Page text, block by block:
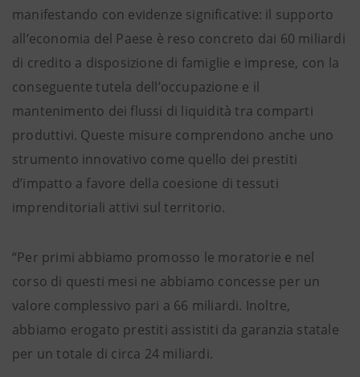
manifestando con evidenze significative: il supporto
all’economia del Paese è reso concreto dai 60 miliardi
di credito a disposizione di famiglie e imprese, con la
conseguente tutela dell’occupazione e il
mantenimento dei flussi di liquidità tra comparti
produttivi. Queste misure comprendono anche uno
strumento innovativo come quello dei prestiti
d’impatto a favore della coesione di tessuti
imprenditoriali attivi sul territorio.
“Per primi abbiamo promosso le moratorie e nel
corso di questi mesi ne abbiamo concesse per un
valore complessivo pari a 66 miliardi. Inoltre,
abbiamo erogato prestiti assistiti da garanzia statale
per un totale di circa 24 miliardi.